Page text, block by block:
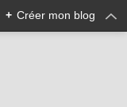
+ Créer mon blog